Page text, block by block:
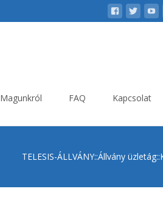
Magunkról FAQ Kapcsolat
TELESIS-ÁLLVÁNY::Állvány üzletág::